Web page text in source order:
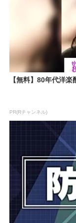
【無料】80年代洋
PR(Rチャンネル)